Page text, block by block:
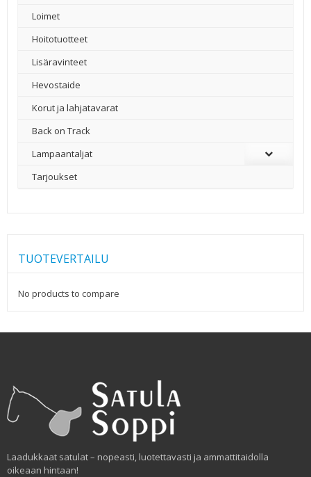
Loimet
Hoitotuotteet
Lisäravinteet
Hevostaide
Korut ja lahjatavarat
Back on Track
Lampaantaljat
Tarjoukset
TUOTEVERTAILU
No products to compare
Laadukkaat satulat – nopeasti, luotettavasti ja ammattitaidolla
oikeaan hintaan!